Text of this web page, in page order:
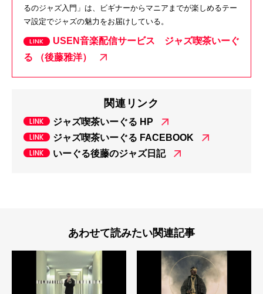
るのジャズ入門」は、ビギナーからマニアまでが楽しめるテー
マ設定でジャズの魅力をお届けしている。
USEN音楽配信サービス ジャズ喫茶いーぐ
る （後藤雅洋）
関連リンク
ジャズ喫茶いーぐる HP
ジャズ喫茶いーぐる FACEBOOK
いーぐる後藤のジャズ日記
あわせて読みたい関連記事